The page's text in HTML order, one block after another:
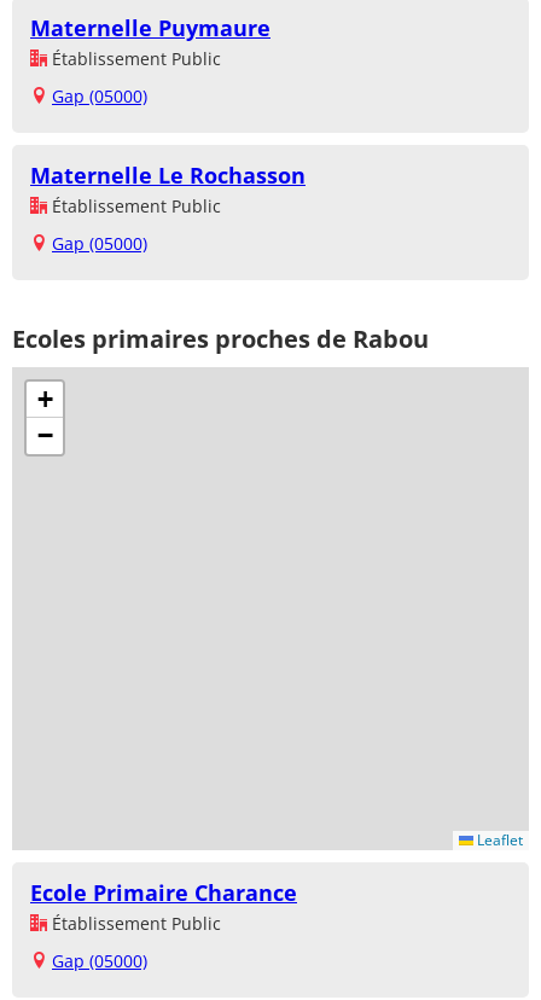
Maternelle Puymaure
Établissement Public
Gap (05000)
Maternelle Le Rochasson
Établissement Public
Gap (05000)
Ecoles primaires proches de Rabou
+
−
Leaflet
Ecole Primaire Charance
Établissement Public
Gap (05000)